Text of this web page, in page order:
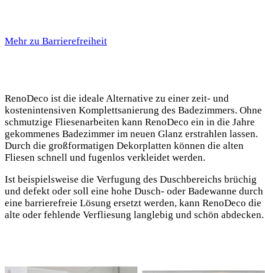
Mehr zu Barrierefreiheit
RenoDeco ist die ideale Alternative zu einer zeit- und
kostenintensiven Komplettsanierung des Badezimmers. Ohne
schmutzige Fliesenarbeiten kann RenoDeco ein in die Jahre
gekommenes Badezimmer im neuen Glanz erstrahlen lassen.
Durch die großformatigen Dekorplatten können die alten
Fliesen schnell und fugenlos verkleidet werden.
Ist beispielsweise die Verfugung des Duschbereichs brüchig
und defekt oder soll eine hohe Dusch- oder Badewanne durch
eine barrierefreie Lösung ersetzt werden, kann RenoDeco die
alte oder fehlende Verfliesung langlebig und schön abdecken.